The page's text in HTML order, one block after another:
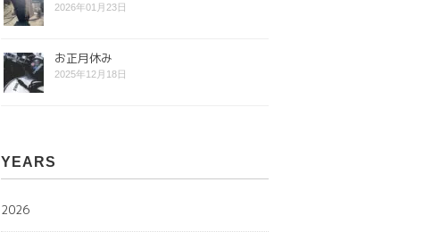
2026年01月23日
お正月休み
2025年12月18日
YEARS
2026